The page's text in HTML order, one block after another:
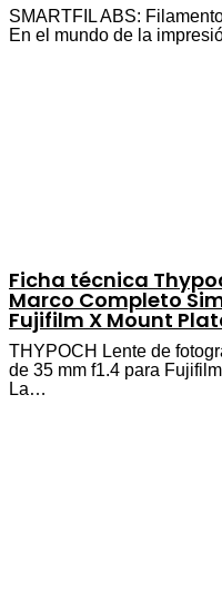
SMARTFIL ABS:
En el mundo de la
Ficha técnica
Marco Completo
Fujifilm X Mount
THYPOCH Lente de
de 35 mm f1.4 para
La…